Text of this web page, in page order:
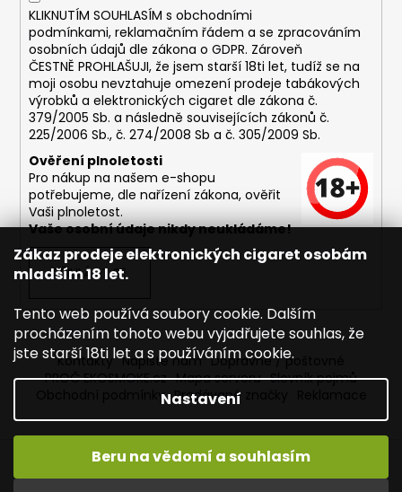
Zákaz prodeje elektronických cigaret osobám
mladším 18 let.
Tento web používá soubory cookie. Dalším
procházením tohoto webu vyjadřujete souhlas, že
jste starší 18ti let a s používáním cookie.
Nastavení
Beru na vědomí a souhlasím
KLIKNUTÍM SOUHLASÍM s obchodními
podmínkami, reklamačním řádem a se zpracováním
osobních údajů dle zákona o GDPR. Zároveň
ČESTNĚ PROHLAŠUJI, že jsem starší 18ti let, tudíž se na
moji osobu nevztahuje omezení prodeje tabákových
výrobků a elektronických cigaret dle zákona č.
379/2005 Sb. a následně souvisejících zákonů č.
225/2006 Sb., č. 274/2008 Sb a č. 305/2009 Sb.
Ověření plnoletosti
Pro nákup na našem e-shopu
potřebujeme, dle nařízení zákona, ověřit
Vaši plnoletost.
Vaše osobní údaje nikdy neukládáme!
PŘIHLÁSIT SE
Kontakty Napište nám Dopravné / poštovné
PROČ EKOSMOKE.cz Mapa serveru Slovník pojmů
Obchodní podmínky Prodávané značky
Vytvořil Shoptet
Copyright 2026EKOSMOKE - Specialista na e-cigarety.